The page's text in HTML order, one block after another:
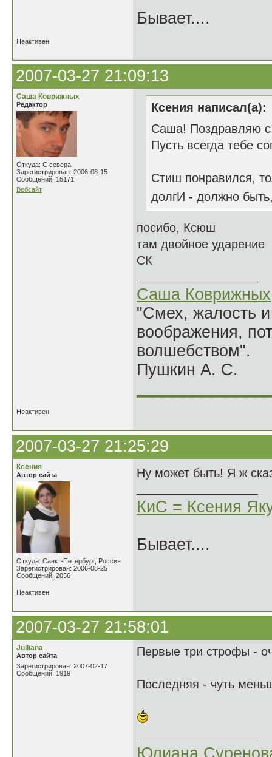
Бывает....
Неактивен
2007-03-27 21:09:13
Саша Коврижных
Редактор
Откуда: С севера.
Зарегистрирован: 2006-08-15
Сообщений: 15171
Вебсайт
Ксения написал(а):
Саша! Поздравляю с
Пусть всегда тебе
Стиш понравился,
долгИ - должно
посибо, Ксюш
там двойное ударение
СК
Саша Коврижных
"Смех, жалость
воображения,
волшебством".
Пушкин А. С.
Неактивен
2007-03-27 21:25:29
Ксения
Автор сайта
Откуда: Санкт-Петербург, Россия
Зарегистрирован: 2006-08-25
Сообщений: 2056
Ну может быть! Я ж
КиС = Ксения
Бывает....
Неактивен
2007-03-27 21:58:01
Julliana
Автор сайта
Зарегистрирован: 2007-02-17
Сообщений: 1919
Первые три строфы -
Последняя - чуть
Юлиана